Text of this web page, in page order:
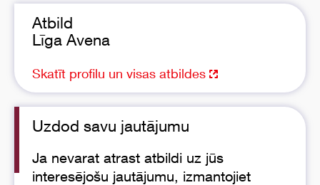
Atbild
Līga Avena
Skatīt profilu un visas atbildes
Uzdod savu jautājumu
Ja nevarat atrast atbildi uz jūs
interesējošu jautājumu, izmantojiet